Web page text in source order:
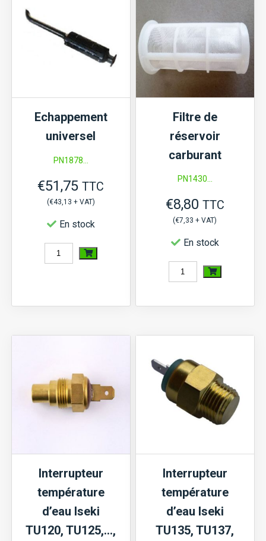
x
x
50
Echappement
universel
PN1878...
€51,75 TTC
(€43,13 + VAT)
En stock
quantité
universel
Filtre de
réservoir
carburant
PN1430...
€8,80 TTC
(€7,33 + VAT)
En stock
quantité
Filtre
carburant
Interrupteur
température
d’eau Iseki
TU120, TU125,…,
Interrupteur
température
d’eau Iseki
TU135, TU137,